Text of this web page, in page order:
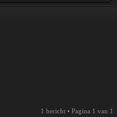
1 bericht • Pagina 1 van 1